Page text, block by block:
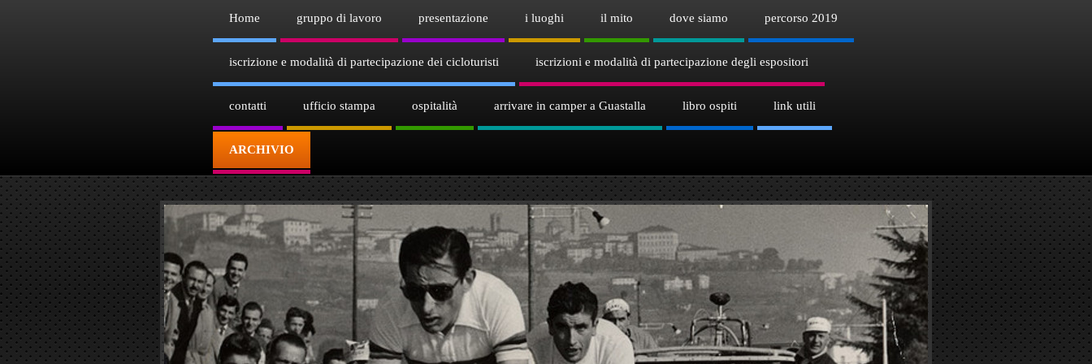
Home gruppo di lavoro presentazione i luoghi il mito dove siamo percorso 2019
iscrizione e modalità di partecipazione dei cicloturisti iscrizioni e modalità di partecipazione degli espositori
contatti ufficio stampa ospitalità arrivare in camper a Guastalla libro ospiti link utili
ARCHIVIO